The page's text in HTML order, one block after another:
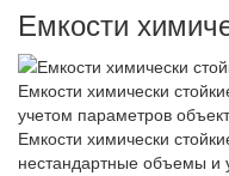
Емкости
Емкости химически
учетом параметров
Емкости химически
нестандартные объемы и